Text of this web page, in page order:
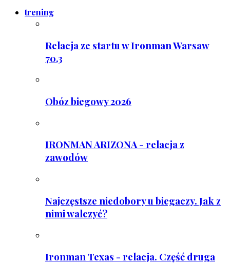
trening
Relacja ze startu w Ironman Warsaw
70.3
Obóz biegowy 2026
IRONMAN ARIZONA - relacja z
zawodów
Najczęstsze niedobory u biegaczy. Jak z
nimi walczyć?
Ironman Texas - relacja. Część druga